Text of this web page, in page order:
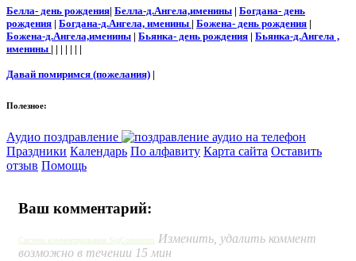
Белла- день рождения| Белла-д.Ангела,именины | Богдана- день
рождения | Богдана-д.Ангела, именины | Божена- день рождения |
Божена-д.Ангела,именины | Бьянка- день рождения | Бьянка-д.Ангела ,
именины | | | | | | |
Давай помиримся (пожелания) |
Полезное:
Аудио поздравление
Праздники Календарь По алфавиту Карта сайта Оставить
отзыв Помощь
Ваш комментарий:
Система комментирования SigComments Изменить, удалить коммент
возможно в течении 15 мин